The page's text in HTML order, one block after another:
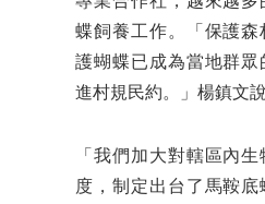
蝶飼養工作。「保護森
護蝴蝶已成為當地群眾
進村規民約。」楊鎮文說
「我們加大對轄區內
度，制定出台了馬鞍